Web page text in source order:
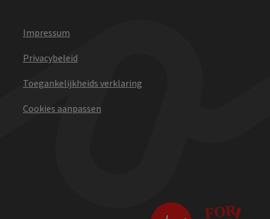
Impressum
Privacybeleid
Toegankelijkheids verklaring
Cookies aanpassen